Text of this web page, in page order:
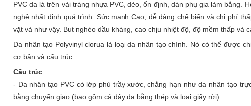
PVC da là trên vải tráng nhựa PVC, dẻo, ổn định, dán phụ gia làm bằng.
nghệ nhất định quá trình. Sức mạnh Cao, dễ dàng chế biến và chi phí
vặt và như vậy. But nghèo dầu kháng, cao chịu nhiệt độ, độ mềm thấp và
Da nhân tạo Polyvinyl clorua là loại da nhân tạo chính. Nó có thể được
cơ bản và cấu trúc:
Cấu trúc:
- Da nhân tạo PVC có lớp phủ trầy xước, chẳng hạn như da nhân tạo
bằng chuyển giao (bao gồm cả dây da bằng thép và loại giấy rời)